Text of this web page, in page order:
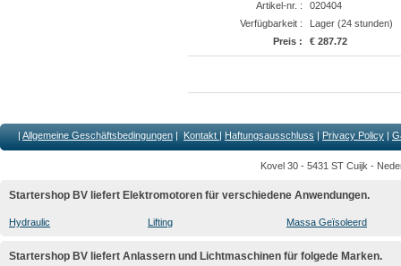
Artikel-nr. :
020404
Verfügbarkeit :
Lager (24 stunden)
Preis :
€ 287.72
| Allgemeine Geschäftsbedingungen | Kontakt | Haftungsausschluss | Privacy Policy |
Kovel 30 - 5431 ST Cuijk -
Startershop BV liefert Elektromotoren für verschiedene Anwendungen.
Hydraulic Lifting Massa Geïsoleerd
Startershop BV liefert Anlassern und Lichtmaschinen für folgede Marken.